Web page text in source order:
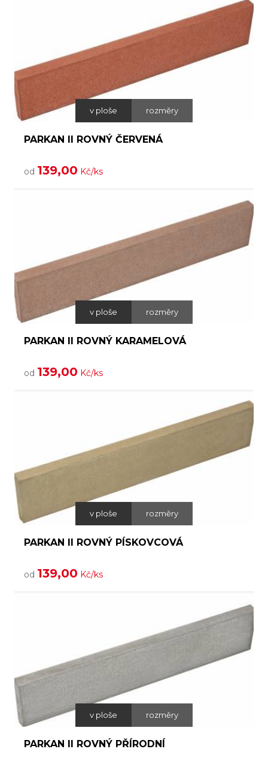
v ploše rozměry
PARKAN II ROVNÝ ČERVENÁ
od 139,00 Kč/ks
v ploše rozměry
PARKAN II ROVNÝ KARAMELOVÁ
od 139,00 Kč/ks
v ploše rozměry
PARKAN II ROVNÝ PÍSKOVCOVÁ
od 139,00 Kč/ks
v ploše rozměry
PARKAN II ROVNÝ PŘÍRODNÍ